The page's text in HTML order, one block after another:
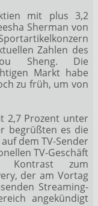
mit plus 3,2
Sherman von
Zahlen des
Sheng. Die
Markt habe
zu früh, um von
2,7 Prozent unter
begrüßten es die
dem TV-Sender
TV-Geschäft
Kontrast zum
der am Vortag
Streaming-
angekündigt